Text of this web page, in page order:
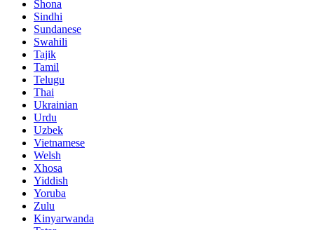
Shona
Sindhi
Sundanese
Swahili
Tajik
Tamil
Telugu
Thai
Ukrainian
Urdu
Uzbek
Vietnamese
Welsh
Xhosa
Yiddish
Yoruba
Zulu
Kinyarwanda